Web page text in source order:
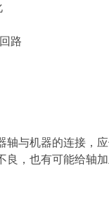
路
与机器的连接，应
，也有可能给轴